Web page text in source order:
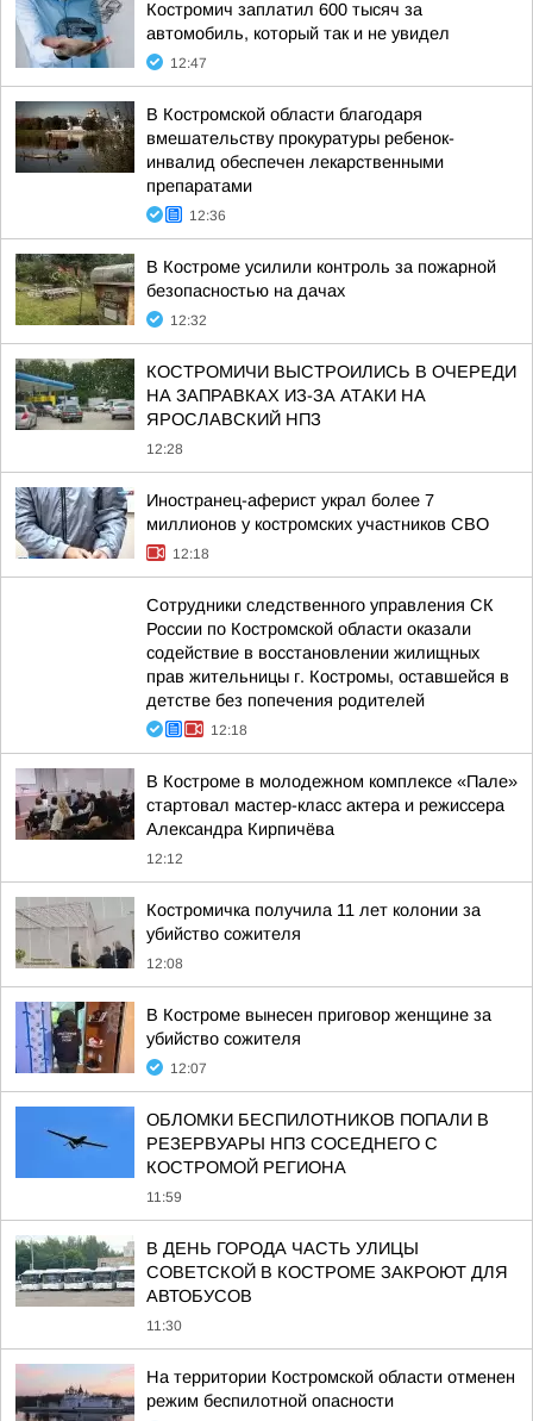
Костромич заплатил 600 тысяч за
автомобиль, который так и не увидел
12:47
В Костромской области благодаря
вмешательству прокуратуры ребенок-
инвалид обеспечен лекарственными
препаратами
12:36
В Костроме усилили контроль за пожарной
безопасностью на дачах
12:32
КОСТРОМИЧИ ВЫСТРОИЛИСЬ В ОЧЕРЕДИ
НА ЗАПРАВКАХ ИЗ-ЗА АТАКИ НА
ЯРОСЛАВСКИЙ НПЗ
12:28
Иностранец-аферист украл более 7
миллионов у костромских участников СВО
12:18
Сотрудники следственного управления СК
России по Костромской области оказали
содействие в восстановлении жилищных
прав жительницы г. Костромы, оставшейся в
детстве без попечения родителей
12:18
В Костроме в молодежном комплексе «Пале»
стартовал мастер-класс актера и режиссера
Александра Кирпичёва
12:12
Костромичка получила 11 лет колонии за
убийство сожителя
12:08
В Костроме вынесен приговор женщине за
убийство сожителя
12:07
ОБЛОМКИ БЕСПИЛОТНИКОВ ПОПАЛИ В
РЕЗЕРВУАРЫ НПЗ СОСЕДНЕГО С
КОСТРОМОЙ РЕГИОНА
11:59
В ДЕНЬ ГОРОДА ЧАСТЬ УЛИЦЫ
СОВЕТСКОЙ В КОСТРОМЕ ЗАКРОЮТ ДЛЯ
АВТОБУСОВ
11:30
На территории Костромской области отменен
режим беспилотной опасности